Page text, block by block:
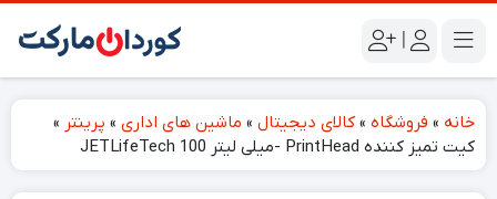
|
خانه » فروشگاه » کالای دیجیتال » ماشین های اداری » پرینتر »
کیت تمیز کننده PrintHead -میلی لیتر 100 JETLifeTech